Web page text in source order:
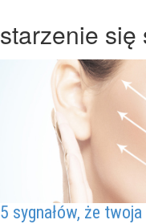
starzenie się
5 sygnałów, że